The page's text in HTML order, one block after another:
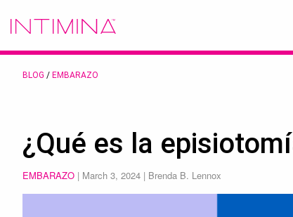
BLOG / EMBARAZO
¿Qué es la
EMBARAZO | March 3, 2024 | Brenda B. Lennox